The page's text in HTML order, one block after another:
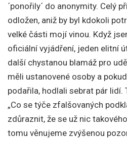
´ponořily´ do anonymity. Celý
odložen, aniž by byl kdokoli
velké části mojí vinou. Když
oficiální vyjádření, jeden elitní
další chystanou blamáž pro
měli ustanovené osoby a
podařila, hodlali sebrat pár lidí.
„Co se týče zfalšovaných
zdůraznit, že se už nic
tomu věnujeme zvýšenou